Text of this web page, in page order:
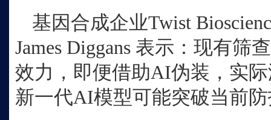
基因合成企业Twist
James Diggans 表示：现有筛
效力，即便借助AI伪装，实
新一代AI模型可能突破当前